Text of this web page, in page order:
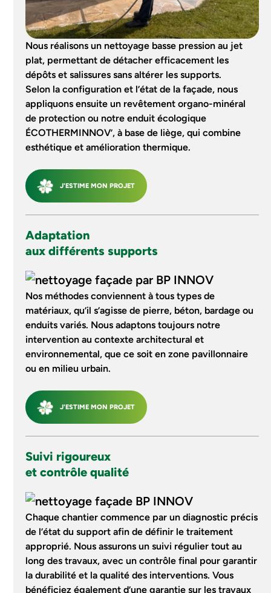
Nous réalisons un nettoyage basse pression au jet
plat, permettant de détacher efficacement les
dépôts et salissures sans altérer les supports.
Selon la configuration et l’état de la façade, nous
appliquons ensuite un revêtement organo-minéral
de protection ou notre enduit écologique
ÉCOTHERMINNOV’, à base de liège, qui combine
esthétique et amélioration thermique.
J'ESTIME MON PROJET
Adaptation
aux différents supports
Nos méthodes conviennent à tous types de
matériaux, qu’il s’agisse de pierre, béton, bardage ou
enduits variés. Nous adaptons toujours notre
intervention au contexte architectural et
environnemental, que ce soit en zone pavillonnaire
ou en milieu urbain.
J'ESTIME MON PROJET
Suivi rigoureux
et contrôle qualité
Chaque chantier commence par un diagnostic précis
de l’état du support afin de définir le traitement
approprié. Nous assurons un suivi régulier tout au
long des travaux, avec un contrôle final pour garantir
la durabilité et la qualité des interventions. Vous
bénéficiez également d’une garantie sur les travaux